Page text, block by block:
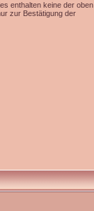
enthalten keine der oben
zur Bestätigung der